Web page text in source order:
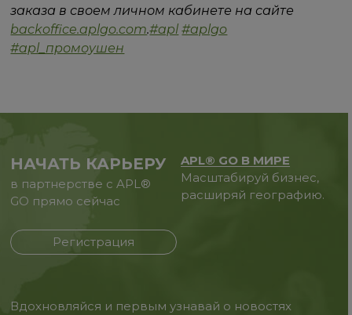
заказа в своем личном кабинете на сайте
backoffice.aplgo.com.#apl #aplgo
#apl_промоушен
НАЧАТЬ КАРЬЕРУ
в партнерстве с APL®
GO прямо сейчас
Регистрация
APL® GO В МИРЕ
Масштабируй бизнес,
расширяй географию.
Вдохновляйся и первым узнавай о новостях